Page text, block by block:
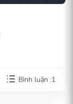
Bình luận :1